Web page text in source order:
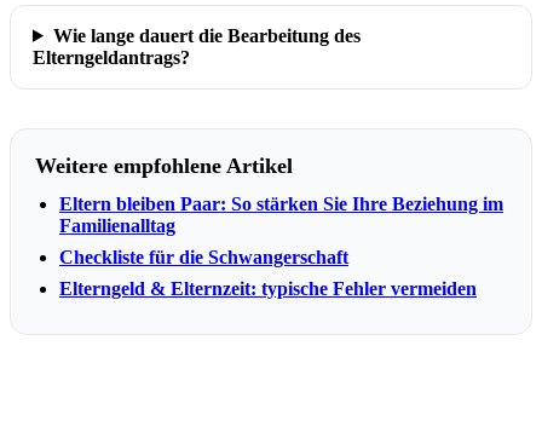
Wie lange dauert die Bearbeitung des
Elterngeldantrags?
Weitere empfohlene Artikel
Eltern bleiben Paar: So stärken Sie Ihre Beziehung im
Familienalltag
Checkliste für die Schwangerschaft
Elterngeld & Elternzeit: typische Fehler vermeiden